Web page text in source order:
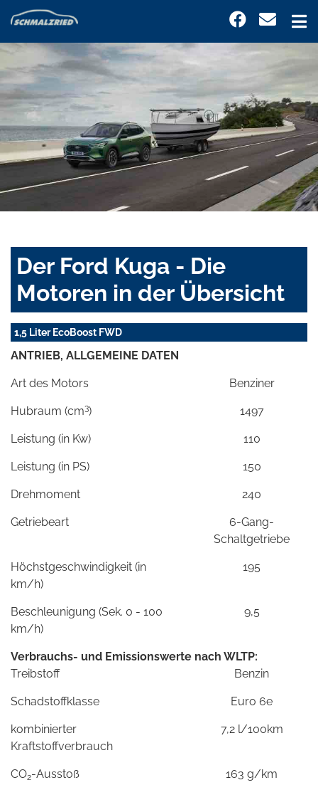
Der Ford Kuga - Die
Motoren in der Übersicht
1,5 Liter EcoBoost FWD
ANTRIEB, ALLGEMEINE DATEN
Art des Motors Benziner
Hubraum (cm3) 1497
Leistung (in Kw) 110
Leistung (in PS) 150
Drehmoment 240
Getriebeart
6-Gang-
Schaltgetriebe
Höchstgeschwindigkeit (in
km/h)
195
Beschleunigung (Sek. 0 - 100
km/h)
9,5
Verbrauchs- und Emissionswerte nach WLTP:
Treibstoff
Benzin
Schadstoffklasse Euro 6e
kombinierter
Kraftstoffverbrauch
7,2 l/100km
CO2-Ausstoß 163 g/km